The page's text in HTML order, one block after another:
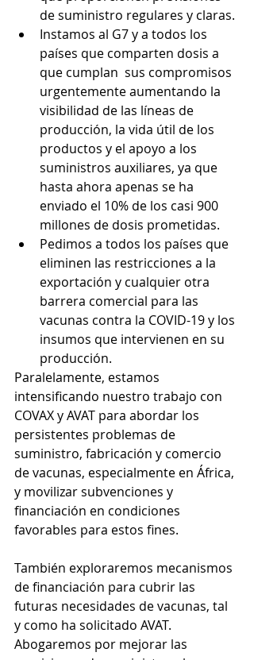
de suministro regulares y claras.
Instamos al G7 y a todos los
países que comparten dosis a
que cumplan  sus compromisos
urgentemente aumentando la
visibilidad de las líneas de
producción, la vida útil de los
productos y el apoyo a los
suministros auxiliares, ya que
hasta ahora apenas se ha
enviado el 10% de los casi 900
millones de dosis prometidas.
Pedimos a todos los países que
eliminen las restricciones a la
exportación y cualquier otra
barrera comercial para las
vacunas contra la COVID-19 y los
insumos que intervienen en su
producción.
Paralelamente, estamos
intensificando nuestro trabajo con
COVAX y AVAT para abordar los
persistentes problemas de
suministro, fabricación y comercio
de vacunas, especialmente en África,
y movilizar subvenciones y
financiación en condiciones
favorables para estos fines.
También exploraremos mecanismos
de financiación para cubrir las
futuras necesidades de vacunas, tal
y como ha solicitado AVAT.
Abogaremos por mejorar las